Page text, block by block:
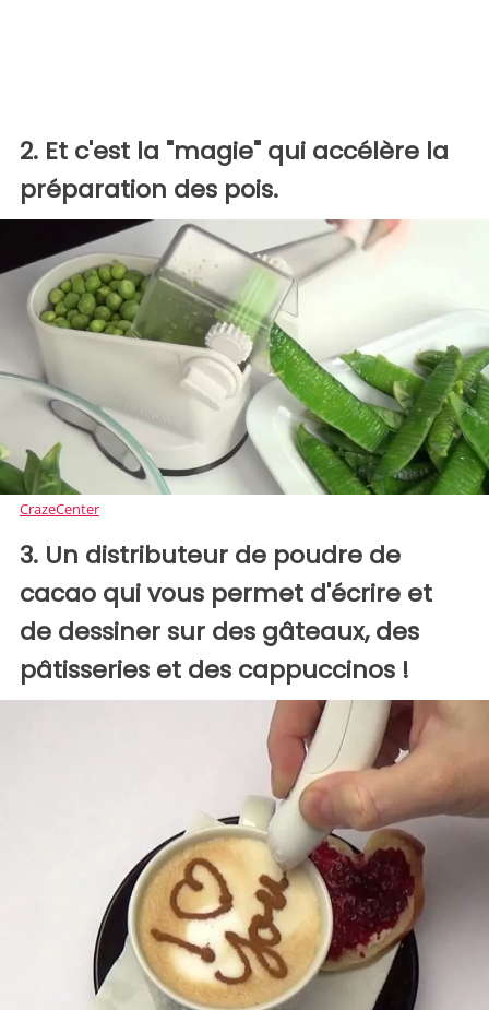
2. Et c'est la "magie" qui accélère la
préparation des pois.
CrazeCenter
3. Un distributeur de poudre de
cacao qui vous permet d'écrire et
de dessiner sur des gâteaux, des
pâtisseries et des cappuccinos !